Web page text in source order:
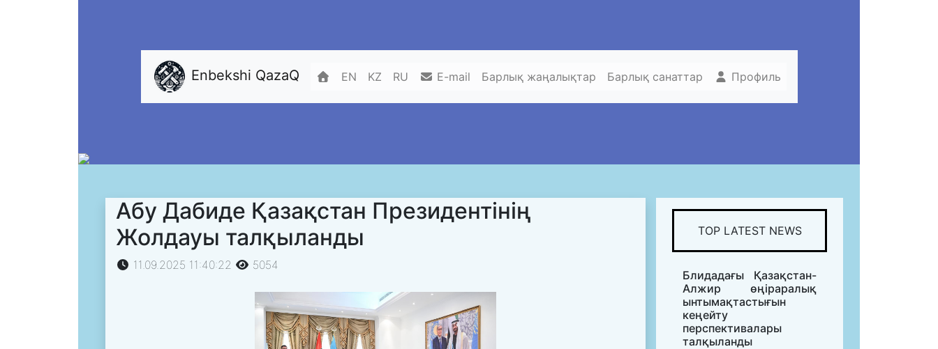
Enbekshi QazaQ EN KZ RU E-mail Барлық жаңалықтар Барлық санаттар Профиль
Абу Дабиде Қазақстан Президентінің
Жолдауы талқыланды
11.09.2025 11:40:22 5054
TOP LATEST NEWS
Блидадағы Қазақстан-
Алжир өңіраралық
ынтымақтастығын
кеңейту
перспективалары
талқыланды